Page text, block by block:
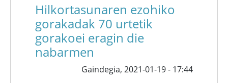
Hilkortasunaren ezohiko
gorakadak 70 urtetik
gorakoei eragin die
nabarmen
Gaindegia, 2021-01-19 - 17:44